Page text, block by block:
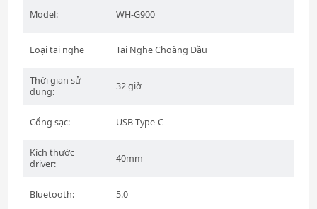
Model: WH-G900
Loại tai nghe Tai Nghe Choàng Đầu
Thời gian sử
dụng:
32 giờ
Cổng sạc: USB Type-C
Kích thước
driver:
40mm
Bluetooth: 5.0